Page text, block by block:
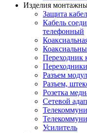
Изделия
Защита
Кабель
телефонный
Переходник
Разъем
Разъем,
Розетка
Сетевой
Усилитель